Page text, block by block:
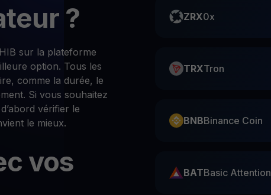
?
sur la plateforme
option. Tous les
comme la durée, le
Si vous souhaitez
vérifier le
le mieux.
vos
ZRX0x
TRXTron
BNBBinance Coin
BATBasic Attention